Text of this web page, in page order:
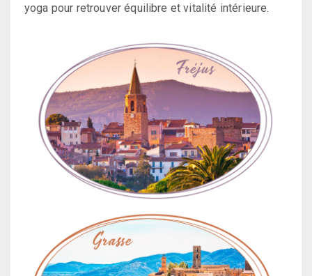
yoga pour retrouver équilibre et vitalité intérieure.